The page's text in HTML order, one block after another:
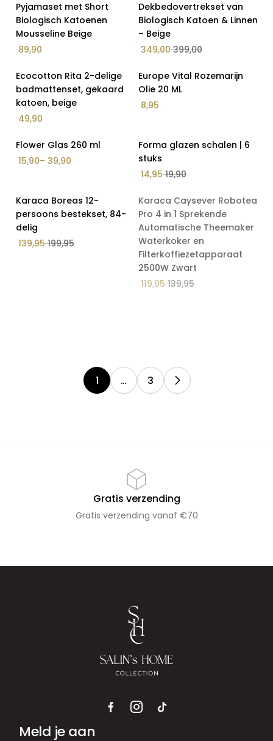
Kinderen & Baby's
Kopjes Set
Luxe Tapijten
Moederdag Deals
Mokken
Nieuwe Collectie
Salin's Home special setjes
Tafelkleed
Pyjamaset met Short
Biologisch Katoenen
Mousseline Beige
89,90
Dekbedovertrekset van
Biologisch Katoen & Linnen
– Beige
349,00399,00
Op Voorraad
Ecocotton Rita 2-delige
badmattenset, gekaard
katoen, beige
49,90
Op Voorraad
Europe Vital Rozemarijn
Olie 20 ML
8,95
Op Voorraad
Flower Glas 260 ml
15,90– 39,90
Op Voorraad
25% Korting
Forma glazen schalen | 6
stuks
14,9519,90
Op Voorraad
Karaca Boreas 12-
persoons bestekset, 84-
delig
139,95199,95
Karaca Caysever Robotea
Pro 4 in 1 Sprekende
Automatische Theemaker
Waterkoker en
Filterkoffiezetapparaat
2500W Zwart
119,95139,95
1 … 3
Gratis verzending
Gratis verzending vanaf €70
Meld je aan